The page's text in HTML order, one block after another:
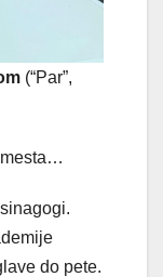
(“Par”,
do pete.